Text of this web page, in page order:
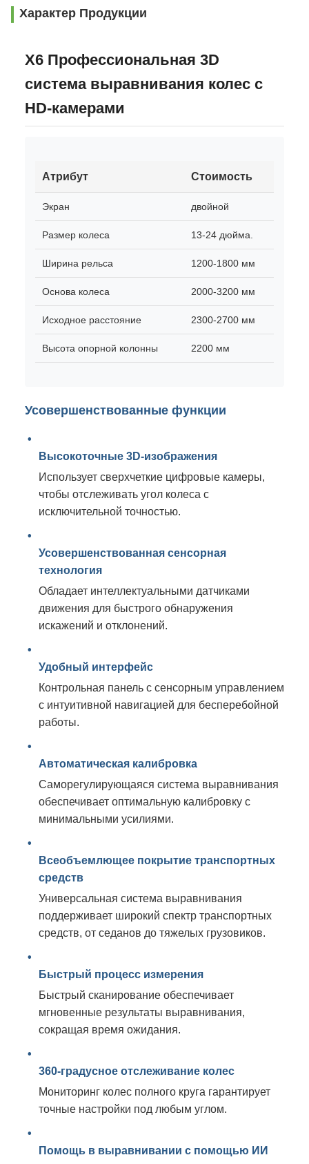
Характер Продукции
X6 Профессиональная 3D
система выравнивания колес с
HD-камерами
Атрибут Стоимость
Экран двойной
Размер колеса 13-24 дюйма.
Ширина рельса 1200-1800 мм
Основа колеса 2000-3200 мм
Исходное расстояние 2300-2700 мм
Высота опорной колонны 2200 мм
Усовершенствованные функции
Высокоточные 3D-изображения
Использует сверхчеткие цифровые камеры,
чтобы отслеживать угол колеса с
исключительной точностью.
Усовершенствованная сенсорная
технология
Обладает интеллектуальными датчиками
движения для быстрого обнаружения
искажений и отклонений.
Удобный интерфейс
Контрольная панель с сенсорным управлением
с интуитивной навигацией для бесперебойной
работы.
Автоматическая калибровка
Саморегулирующаяся система выравнивания
обеспечивает оптимальную калибровку с
минимальными усилиями.
Всеобъемлющее покрытие транспортных
средств
Универсальная система выравнивания
поддерживает широкий спектр транспортных
средств, от седанов до тяжелых грузовиков.
Быстрый процесс измерения
Быстрый сканирование обеспечивает
мгновенные результаты выравнивания,
сокращая время ожидания.
360-градусное отслеживание колес
Мониторинг колес полного круга гарантирует
точные настройки под любым углом.
Помощь в выравнивании с помощью ИИ